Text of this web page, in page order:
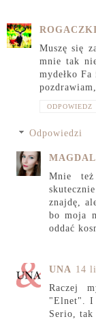
ROGACZKI
Muszę się
mnie tak
mydełko
ODPOWIEDZ
Odpowiedzi
Mnie
znajdę,
bo moja
oddać
UNA 14
Raczej
"Elnet". I
Serio, tak